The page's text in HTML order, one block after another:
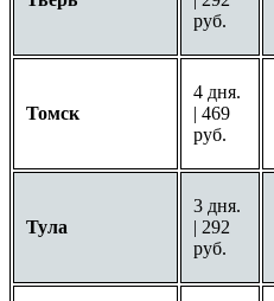
руб.
Томск
4 дня.
| 469
руб.
Тула
3 дня.
| 292
руб.